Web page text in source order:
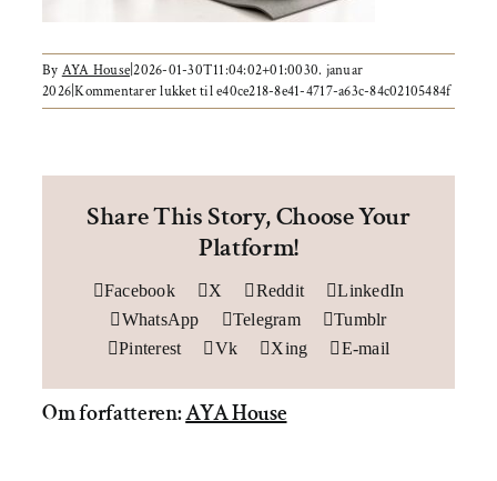
By AYA House|2026-01-30T11:04:02+01:0030. januar
2026|Kommentarer lukkettil e40ce218-8e41-4717-a63c-84c02105484f
Share This Story, Choose Your
Platform!
Facebook X Reddit
LinkedIn
WhatsApp
Telegram
Tumblr
Pinterest
Vk Xing E-mail
Om forfatteren:AYA House